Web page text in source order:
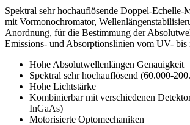
Spektral sehr hochauflösende Doppel-Echelle-
mit Vormonochromator,
Anordnung, für die Bestimmung der
Emissions- und Absorptionslinien vom UV-
Hohe Absolutwellenlängen Genauigkeit
Spektral sehr hochauflösend (60.000-
Hohe Lichtstärke
Kombinierbar mit verschiedenen
InGaAs)
Motorisierte Optomechaniken